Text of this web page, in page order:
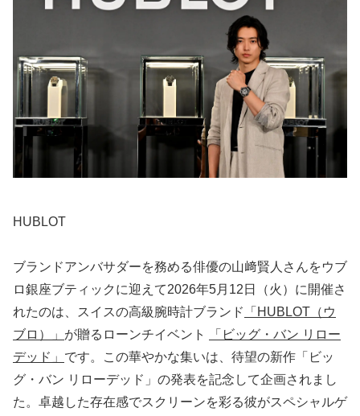
HUBLOT
ブランドアンバサダーを務める俳優の山﨑賢人さんをウブ
ロ銀座ブティックに迎えて2026年5月12日（火）に開催さ
れたのは、スイスの高級腕時計ブランド
「HUBLOT（ウ
ブロ）」 が贈るローンチイベント
「ビッグ・バン リロー
デッド」 です。この華やかな集いは、待望の新作「ビッ
グ・バン リローデッド」の発表を記念して企画されまし
た。卓越した存在感でスクリーンを彩る彼がスペシャルゲ